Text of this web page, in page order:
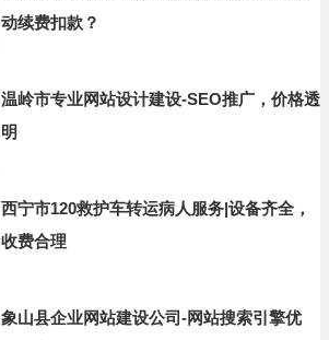
动续费扣款？
温岭市专业网站设计建设-SEO推广，价格透
明
西宁市120救护车转运病人服务|设备齐全，
收费合理
象山县企业网站建设公司-网站搜索引擎优